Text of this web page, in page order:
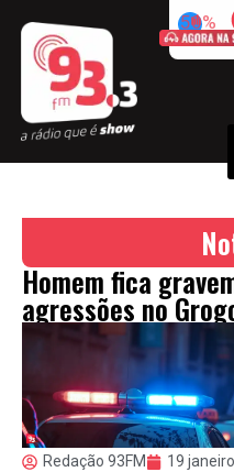
50%
Homem fica
agressões no
Redação 93FM 19